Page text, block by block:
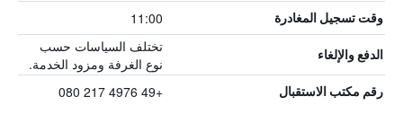
وقت تسجيل المغادرة 11:00
الدفع والإلغاء
تختلف السياسات حسب
نوع الغرفة ومزود الخدمة.
رقم مكتب الاستقبال +49 4976 217 080